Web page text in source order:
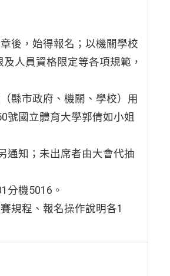
後，始得報名；以機關學校
人員資格限定等各項規範，
縣市政府、機關、學校）用
號國立體育大學郭倩如小姐
通知；未出席者由大會代抽
分機5016。
規程、報名操作說明各1